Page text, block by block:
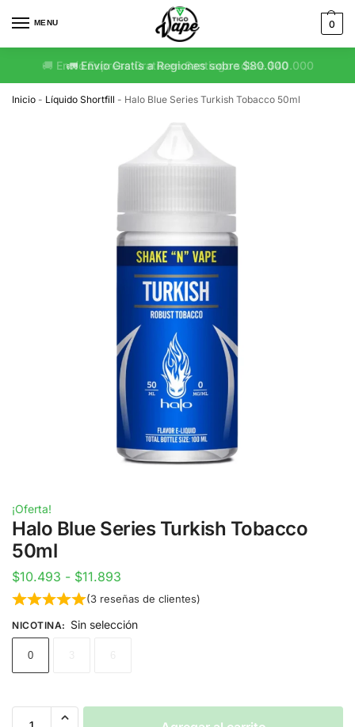
MENU 0
🚛 Envío Gratis a Regiones sobre $80.000
Inicio - Líquido Shortfill - Halo Blue Series Turkish Tobacco 50ml
¡Oferta!
Halo Blue Series Turkish Tobacco
50ml
$10.493 - $11.893
(3reseñas de clientes)
NICOTINA: Sin selección
0